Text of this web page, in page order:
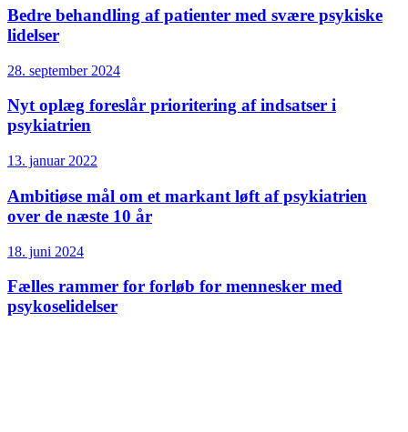
Bedre behandling af patienter med svære psykiske
lidelser
28. september 2024
Nyt oplæg foreslår prioritering af indsatser i
psykiatrien
13. januar 2022
Ambitiøse mål om et markant løft af psykiatrien
over de næste 10 år
18. juni 2024
Fælles rammer for forløb for mennesker med
psykoselidelser